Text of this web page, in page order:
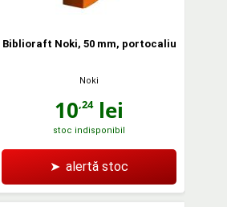
Biblioraft Noki, 50 mm, portocaliu
Noki
10,24lei
stoc indisponibil
➤ alertă stoc